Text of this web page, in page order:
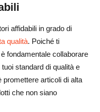
affidabili in grado di
qualità. Poiché ti
fondamentale collaborare
standard di qualità e
promettere articoli di alta
che non siano